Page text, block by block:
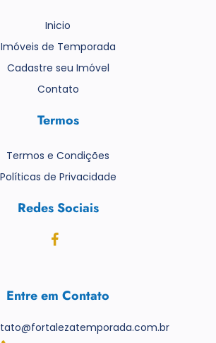
Inicio
Imóveis de Temporada
Cadastre seu Imóvel
Contato
Termos
Termos e Condições
Políticas de Privacidade
Redes Sociais
Entre em Contato